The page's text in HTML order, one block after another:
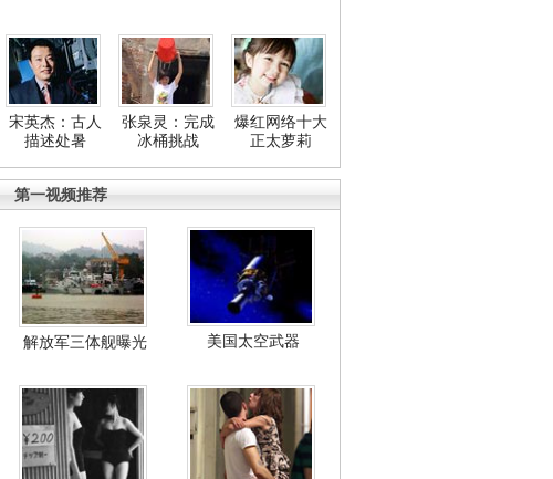
宋英杰：古人
描述处暑
张泉灵：完成
冰桶挑战
爆红网络十大
正太萝莉
第一视频推荐
解放军三体舰曝光 美国太空武器